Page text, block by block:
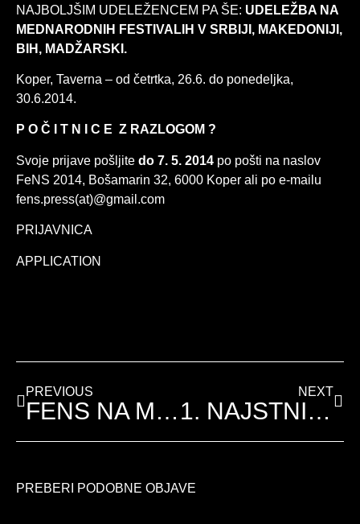
NAJBOLJŠIM UDELEŽENCEM PA ŠE: UDELEŽBA NA
MEDNARODNIH FESTIVALIH V SRBIJI, MAKEDONIJI,
BIH, MADŽARSKI.
Koper, Taverna – od četrtka, 26.6. do ponedeljka,
30.6.2014.
P O Č I T N I C E Z RAZLOGOM ?
Svoje prijave pošljite do 7. 5. 2014 po pošti na naslov
FeNS 2014, Bošamarin 32, 6000 Koper ali po e-mailu
fens.press(at)@gmail.com
PRIJAVNICA
APPLICATION
PREVIOUS
FENS NA MEDNARODNEM FESTIVALU ASTERISKS V MAKEDONIJI
NEXT
1. NAJSTNIŠKI FENS 1996
PREBERI PODOBNE OBJAVE